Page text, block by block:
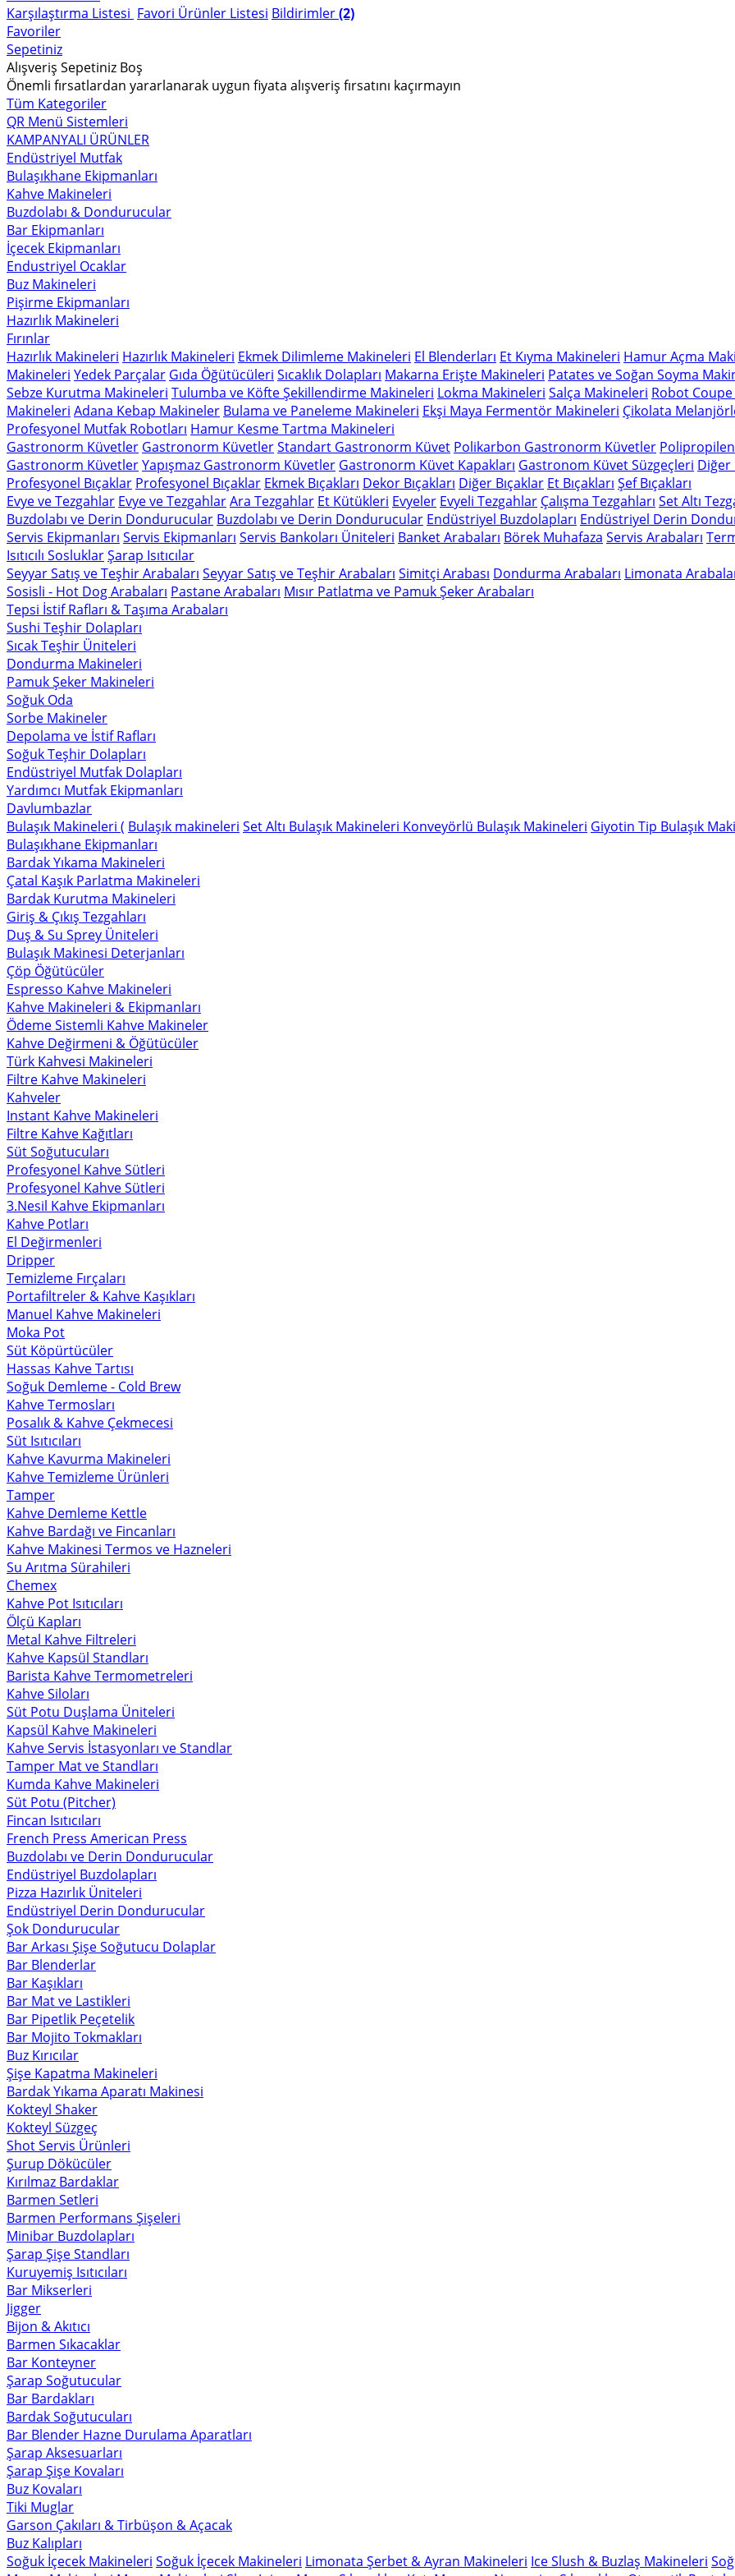
Karşılaştırma Listesi Favori Ürünler Listesi Bildirimler(2)
Favoriler
Sepetiniz
Alışveriş Sepetiniz Boş
Önemli fırsatlardan yararlanarak uygun fiyata alışveriş fırsatını kaçırmayın
Tüm Kategoriler
QR Menü Sistemleri
KAMPANYALI ÜRÜNLER
Endüstriyel Mutfak
Bulaşıkhane Ekipmanları
Kahve Makineleri
Buzdolabı & Dondurucular
Bar Ekipmanları
İçecek Ekipmanları
Endustriyel Ocaklar
Buz Makineleri
Pişirme Ekipmanları
Hazırlık Makineleri
Fırınlar
Hazırlık Makineleri Hazırlık Makineleri Ekmek Dilimleme Makineleri El Blenderları Et Kıyma Makineleri Hamur Açma
Makineleri Yedek Parçalar Gıda Öğütücüleri Sıcaklık Dolapları Makarna Erişte Makineleri Patates ve Soğan Soyma
Sebze Kurutma Makineleri Tulumba ve Köfte Şekillendirme Makineleri Lokma Makineleri Salça Makineleri Robot Coupe
Makineleri Adana Kebap Makineler Bulama ve Paneleme Makineleri Ekşi Maya Fermentör Makineleri Çikolata
Profesyonel Mutfak Robotları Hamur Kesme Tartma Makineleri
Gastronorm Küvetler Gastronorm KüvetlerStandart Gastronorm Küvet Polikarbon Gastronorm Küvetler
Gastronorm KüvetlerYapışmaz Gastronorm Küvetler Gastronorm Küvet Kapakları Gastronom Küvet Süzgeçleri
Profesyonel Bıçaklar Profesyonel Bıçaklar Ekmek Bıçakları Dekor Bıçakları Diğer Bıçaklar Et Bıçakları Şef Bıçakları
Evye ve Tezgahlar Evye ve TezgahlarAra Tezgahlar Et Kütükleri Evyeler Evyeli Tezgahlar Çalışma Tezgahları Set Altı
Buzdolabı ve Derin Dondurucular Buzdolabı ve Derin Dondurucular Endüstriyel Buzdolapları Endüstriyel Derin
Servis Ekipmanları Servis Ekipmanları Servis Bankoları Üniteleri Banket Arabaları Börek Muhafaza Servis Arabaları
Isıtıcılı SosluklarŞarap Isıtıcılar
Seyyar Satış ve Teşhir Arabaları Seyyar Satış ve Teşhir Arabaları Simitçi Arabası Dondurma Arabaları Limonata
Sosisli - Hot Dog Arabaları Pastane Arabaları Mısır Patlatma ve Pamuk Şeker Arabaları
Tepsi İstif Rafları & Taşıma Arabaları
Sushi Teşhir Dolapları
Sıcak Teşhir Üniteleri
Dondurma Makineleri
Pamuk Şeker Makineleri
Soğuk Oda
Sorbe Makineler
Depolama ve İstif Rafları
Soğuk Teşhir Dolapları
Endüstriyel Mutfak Dolapları
Yardımcı Mutfak Ekipmanları
Davlumbazlar
Bulaşık Makineleri ( Bulaşık makineleri Set Altı Bulaşık Makineleri Konveyörlü Bulaşık Makineleri Giyotin Tip Bulaşık
Bulaşıkhane Ekipmanları
Bardak Yıkama Makineleri
Çatal Kaşık Parlatma Makineleri
Bardak Kurutma Makineleri
Giriş & Çıkış Tezgahları
Duş & Su Sprey Üniteleri
Bulaşık Makinesi Deterjanları
Çöp Öğütücüler
Espresso Kahve Makineleri
Kahve Makineleri & Ekipmanları
Ödeme Sistemli Kahve Makineler
Kahve Değirmeni & Öğütücüler
Türk Kahvesi Makineleri
Filtre Kahve Makineleri
Kahveler
Instant Kahve Makineleri
Filtre Kahve Kağıtları
Süt Soğutucuları
Profesyonel Kahve Sütleri
Profesyonel Kahve Sütleri
3.Nesil Kahve Ekipmanları
Kahve Potları
El Değirmenleri
Dripper
Temizleme Fırçaları
Portafiltreler & Kahve Kaşıkları
Manuel Kahve Makineleri
Moka Pot
Süt Köpürtücüler
Hassas Kahve Tartısı
Soğuk Demleme - Cold Brew
Kahve Termosları
Posalık & Kahve Çekmecesi
Süt Isıtıcıları
Kahve Kavurma Makineleri
Kahve Temizleme Ürünleri
Tamper
Kahve Demleme Kettle
Kahve Bardağı ve Fincanları
Kahve Makinesi Termos ve Hazneleri
Su Arıtma Sürahileri
Chemex
Kahve Pot Isıtıcıları
Ölçü Kapları
Metal Kahve Filtreleri
Kahve Kapsül Standları
Barista Kahve Termometreleri
Kahve Siloları
Süt Potu Duşlama Üniteleri
Kapsül Kahve Makineleri
Kahve Servis İstasyonları ve Standlar
Tamper Mat ve Standları
Kumda Kahve Makineleri
Süt Potu (Pitcher)
Fincan Isıtıcıları
French Press American Press
Buzdolabı ve Derin Dondurucular
Endüstriyel Buzdolapları
Pizza Hazırlık Üniteleri
Endüstriyel Derin Dondurucular
Şok Dondurucular
Bar Arkası Şişe Soğutucu Dolaplar
Bar Blenderlar
Bar Kaşıkları
Bar Mat ve Lastikleri
Bar Pipetlik Peçetelik
Bar Mojito Tokmakları
Buz Kırıcılar
Şişe Kapatma Makineleri
Bardak Yıkama Aparatı Makinesi
Kokteyl Shaker
Kokteyl Süzgeç
Shot Servis Ürünleri
Şurup Dökücüler
Kırılmaz Bardaklar
Barmen Setleri
Barmen Performans Şişeleri
Minibar Buzdolapları
Şarap Şişe Standları
Kuruyemiş Isıtıcıları
Bar Mikserleri
Jigger
Bijon & Akıtıcı
Barmen Sıkacaklar
Bar Konteyner
Şarap Soğutucular
Bar Bardakları
Bardak Soğutucuları
Bar Blender Hazne Durulama Aparatları
Şarap Aksesuarları
Şarap Şişe Kovaları
Buz Kovaları
Tiki Muglar
Garson Çakıları & Tirbüşon & Açacak
Buz Kalıpları
Soğuk İçecek Makineleri Soğuk İçecek Makineleri Limonata Şerbet & Ayran Makineleri Ice Slush & Buzlaş Makineleri